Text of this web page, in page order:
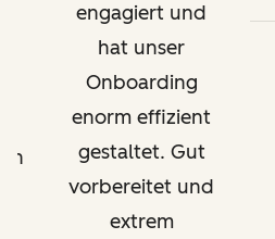
Dashboards
Beratung bei der
Implementierung und
Verwendung von nativen
oder
Drittanbieterintegrationen
engagiert und
hat unser
Onboarding
enorm effizient
gestaltet. Gut
vorbereitet und
extrem